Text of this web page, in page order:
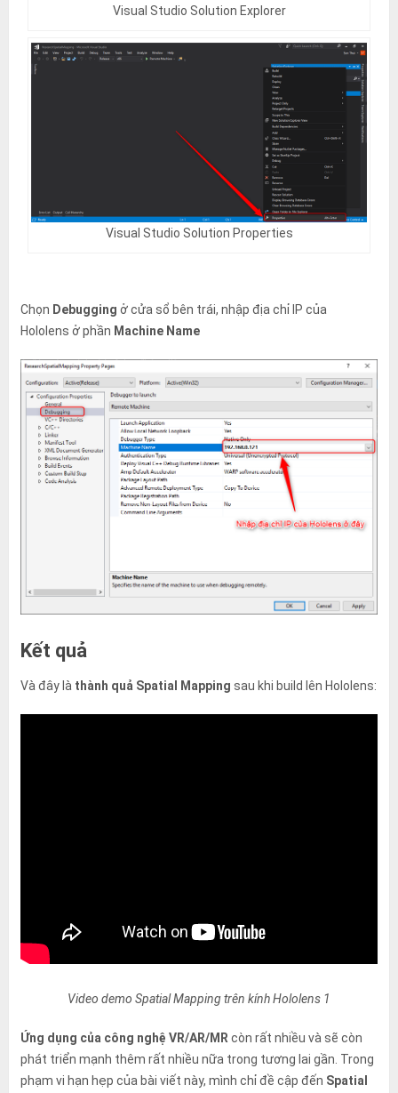
Visual Studio Solution Explorer
Visual Studio Solution Properties
Chọn Debugging ở cửa sổ bên trái, nhập địa chỉ IP của
Hololens ở phần Machine Name
Kết quả
Và đây là thành quả Spatial Mapping sau khi build lên Hololens:
Video demo Spatial Mapping trên kính Hololens 1
Ứng dụng của công nghệ VR/AR/MR còn rất nhiều và sẽ còn
phát triển mạnh thêm rất nhiều nữa trong tương lai gần. Trong
phạm vi hạn hẹp của bài viết này, mình chỉ đề cập đến Spatial